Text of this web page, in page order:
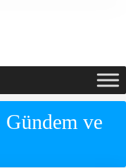
ve